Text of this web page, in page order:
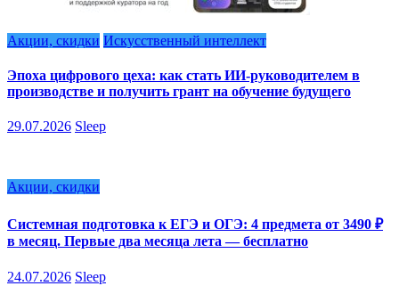
Акции, скидки Искусственный интеллект
Эпоха цифрового цеха: как стать ИИ-руководителем в
производстве и получить грант на обучение будущего
29.07.2026 Sleep
Акции, скидки
Системная подготовка к ЕГЭ и ОГЭ: 4 предмета от 3490 ₽
в месяц. Первые два месяца лета — бесплатно
24.07.2026 Sleep